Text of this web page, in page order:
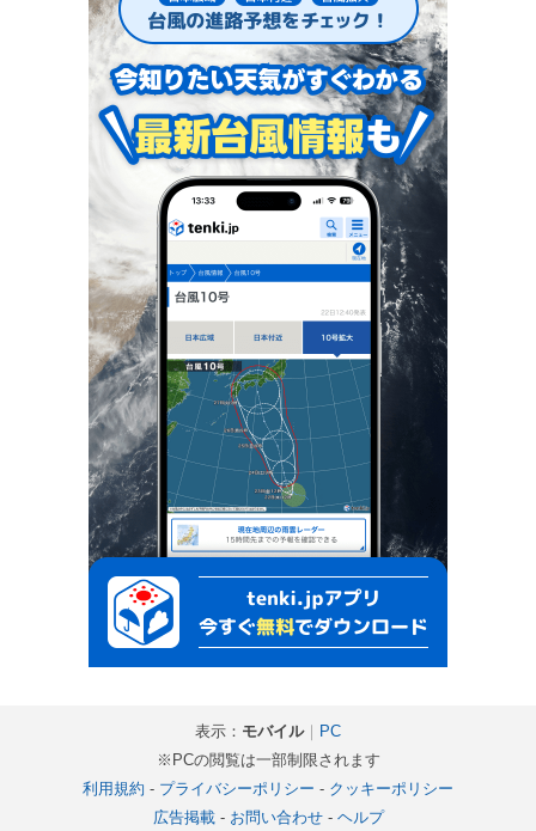
表示： モバイル｜ PC
※PCの閲覧は一部制限されます
利用規約 - プライバシーポリシー - クッキーポリシー
広告掲載- お問い合わせ- ヘルプ